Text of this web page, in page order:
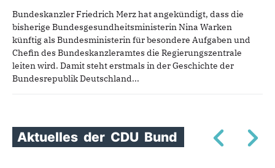
Bundeskanzler Friedrich Merz hat angekündigt, dass die
bisherige Bundesgesundheitsministerin Nina Warken
künftig als Bundesministerin für besondere Aufgaben und
Chefin des Bundeskanzleramtes die Regierungszentrale
leiten wird. Damit steht erstmals in der Geschichte der
Bundesrepublik Deutschland...
Aktuelles der CDU Bund